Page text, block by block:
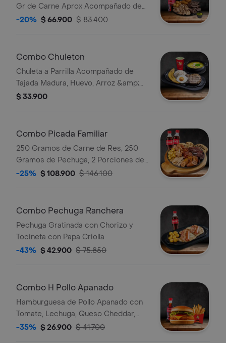
Gr de Carne Aprox Acompañado de
Papa Criolla, Plátano Maduro,
-20% $ 66.900 $ 83.400
Combo Chuleton
Chuleta a Parrilla Acompañado de
Tajada Madura, Huevo, Arroz &amp;
Sopa a Elección. Limonada
$ 33.900
Combo Picada Familiar
250 Gramos de Carne de Res, 250
Gramos de Pechuga, 2 Porciones de
Costilla Bbq, Chicharrón, Chorizo,
-25% $ 108.900 $ 146.100
Combo Pechuga Ranchera
Pechuga Gratinada con Chorizo y
Tocineta con Papa Criolla
-43% $ 42.900 $ 75.850
Combo H Pollo Apanado
Hamburguesa de Pollo Apanado con
Tomate, Lechuga, Queso Cheddar,
con Papas y Bebida
-35% $ 26.900 $ 41.700